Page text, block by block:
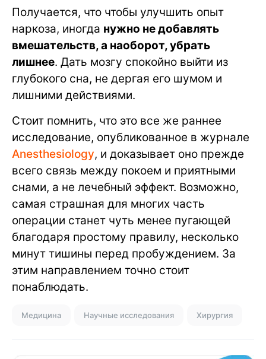
Получается, что чтобы улучшить опыт
наркоза, иногда нужно не добавлять
вмешательств, а наоборот, убрать
лишнее. Дать мозгу спокойно выйти из
глубокого сна, не дергая его шумом и
лишними действиями.
Стоит помнить, что это все же раннее
исследование, опубликованное в журнале
Anesthesiology, и доказывает оно прежде
всего связь между покоем и приятными
снами, а не лечебный эффект. Возможно,
самая страшная для многих часть
операции станет чуть менее пугающей
благодаря простому правилу, несколько
минут тишины перед пробуждением. За
этим направлением точно стоит
понаблюдать.
Медицина Научные исследования Хирургия